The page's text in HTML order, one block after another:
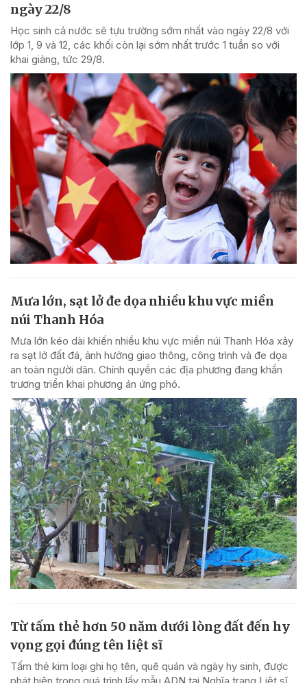
ngày 22/8
Học sinh cả nước sẽ tựu trường sớm nhất vào ngày 22/8 với
lớp 1, 9 và 12, các khối còn lại sớm nhất trước 1 tuần so với
khai giảng, tức 29/8.
Mưa lớn, sạt lở đe dọa nhiều khu vực miền
núi Thanh Hóa
Mưa lớn kéo dài khiến nhiều khu vực miền núi Thanh Hóa xảy
ra sạt lở đất đá, ảnh hưởng giao thông, công trình và đe dọa
an toàn người dân. Chính quyền các địa phương đang khẩn
trương triển khai phương án ứng phó.
Từ tấm thẻ hơn 50 năm dưới lòng đất đến hy
vọng gọi đúng tên liệt sĩ
Tấm thẻ kim loại ghi họ tên, quê quán và ngày hy sinh, được